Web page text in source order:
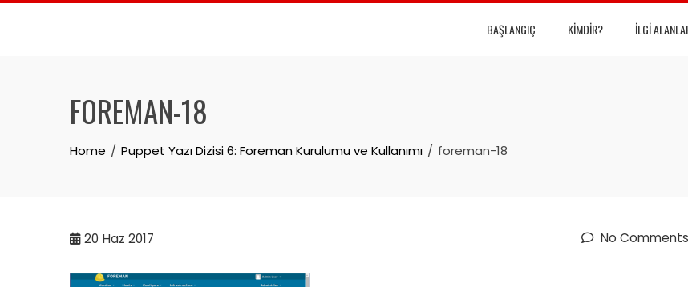
Skip
BAŞLANGIÇ KIMDIR? İLGI
FOREMAN-18
Home Puppet Yazı Dizisi 6: Foreman Kurulumu ve Kullanımı foreman-18
20 Haz 2017 No Comments